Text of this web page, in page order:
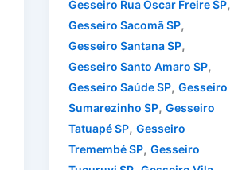
Gesseiro Rua Oscar Freire SP,
Gesseiro Sacomã SP,
Gesseiro Santana SP,
Gesseiro Santo Amaro SP,
Gesseiro Saúde SP,Gesseiro
Sumarezinho SP,Gesseiro
Tatuapé SP,Gesseiro
Tremembé SP,Gesseiro